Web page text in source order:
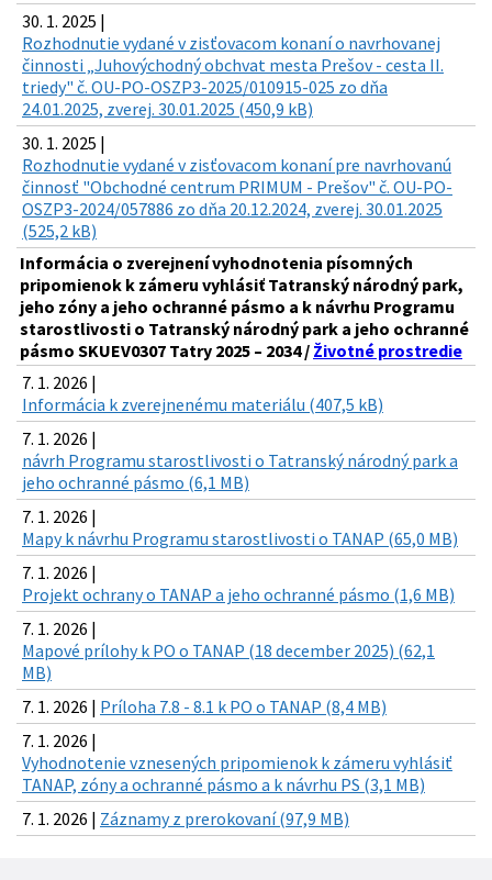
30. 1. 2025 |
Rozhodnutie vydané v zisťovacom konaní o navrhovanej
činnosti „Juhovýchodný obchvat mesta Prešov - cesta II.
triedy" č. OU-PO-OSZP3-2025/010915-025 zo dňa
24.01.2025, zverej. 30.01.2025 (450,9 kB)
30. 1. 2025 |
Rozhodnutie vydané v zisťovacom konaní pre navrhovanú
činnosť "Obchodné centrum PRIMUM - Prešov" č. OU-PO-
OSZP3-2024/057886 zo dňa 20.12.2024, zverej. 30.01.2025
(525,2 kB)
Informácia o zverejnení vyhodnotenia písomných
pripomienok k zámeru vyhlásiť Tatranský národný park,
jeho zóny a jeho ochranné pásmo a k návrhu Programu
starostlivosti o Tatranský národný park a jeho ochranné
pásmo SKUEV0307 Tatry 2025 – 2034 / Životné prostredie
7. 1. 2026 |
Informácia k zverejnenému materiálu (407,5 kB)
7. 1. 2026 |
návrh Programu starostlivosti o Tatranský národný park a
jeho ochranné pásmo (6,1 MB)
7. 1. 2026 |
Mapy k návrhu Programu starostlivosti o TANAP (65,0 MB)
7. 1. 2026 |
Projekt ochrany o TANAP a jeho ochranné pásmo (1,6 MB)
7. 1. 2026 |
Mapové prílohy k PO o TANAP (18 december 2025) (62,1
MB)
7. 1. 2026 | Príloha 7.8 - 8.1 k PO o TANAP (8,4 MB)
7. 1. 2026 |
Vyhodnotenie vznesených pripomienok k zámeru vyhlásiť
TANAP, zóny a ochranné pásmo a k návrhu PS (3,1 MB)
7. 1. 2026 | Záznamy z prerokovaní (97,9 MB)